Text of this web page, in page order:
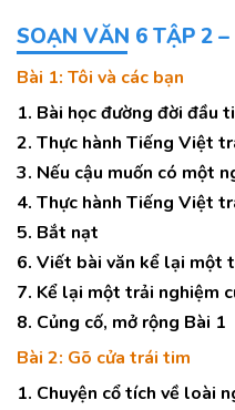
SOẠN VĂN 6 TẬP 2
Bài 1: Tôi và các bạn
1. Bài học đường đời đầu
2. Thực hành Tiếng Việt
3. Nếu cậu muốn có một
4. Thực hành Tiếng Việt
5. Bắt nạt
6. Viết bài văn kể lại một
7. Kể lại một trải nghiệm
8. Củng cố, mở rộng Bài 1
Bài 2: Gõ cửa trái tim
1. Chuyện cổ tích về loài